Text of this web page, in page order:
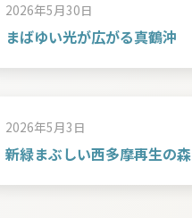
2026年5月30日
まばゆい光が広がる真鶴沖
2026年5月3日
新緑まぶしい西多摩再生の森